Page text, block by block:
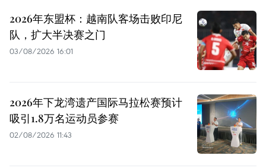
2026年东盟杯：越南队客场击败印尼
队，扩大半决赛之门
03/08/2026 16:01
2026年下龙湾遗产国际马拉松赛预计
吸引1.8万名运动员参赛
02/08/2026 11:43